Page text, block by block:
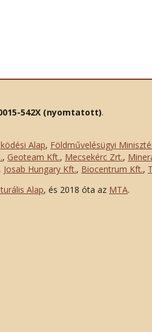
542X (nyomtatott).
Alap, Földművelésügyi
, Geoteam Kft., Mecsekérc Zrt.,
, Josab Hungary Kft., Biocentrum Kft.,
Alap, és 2018 óta az MTA.